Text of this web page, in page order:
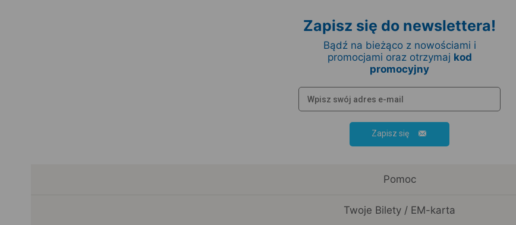
Zapisz się do newslettera!
Bądź na bieżąco z nowościami i
promocjami oraz otrzymaj kod
promocyjny
Zapisz się
Pomoc
Twoje Bilety / EM-karta